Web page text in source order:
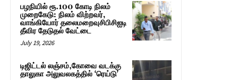
பழநியில் ரூ.100 கோடி நிலம்
முறைகேடு: நிலம் விற்றவர்,
வாங்கியோர் தலைமறைவுசிபிசிஐடி
தீவிர தேடுதல் வேட்டை
July 19, 2026
டிஜிட்டல் லஞ்சம்,கோவை வடக்கு
தாலுகா அலுவலகத்தில் ‘ரெய்டு’